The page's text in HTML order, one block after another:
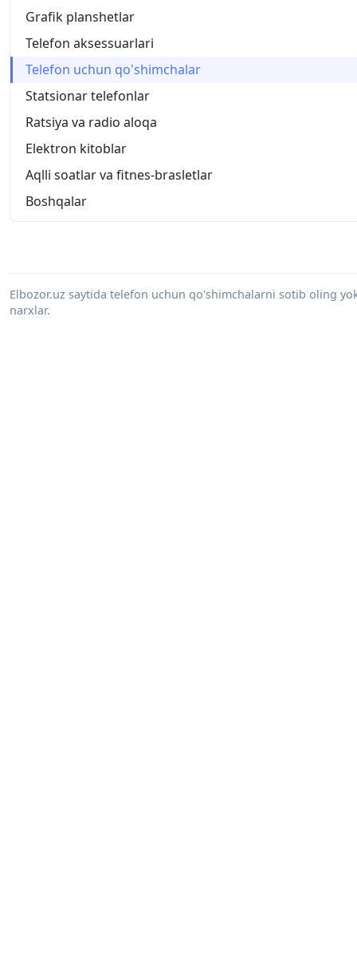
Grafik planshetlar
Telefon aksessuarlari
Telefon uchun qo'shimchalar
Statsionar telefonlar
Ratsiya va radio aloqa
Elektron kitoblar
Aqlli soatlar va fitnes-brasletlar
Boshqalar
Elbozor.uz saytida telefon uchun qo'shimchalarni sotib oling
narxlar.